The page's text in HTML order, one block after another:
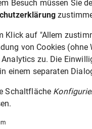
Besuch müssen Sie
Klick auf "Allem
von Cookies
Analytics zu. Die
einem separaten
Schaltfläche